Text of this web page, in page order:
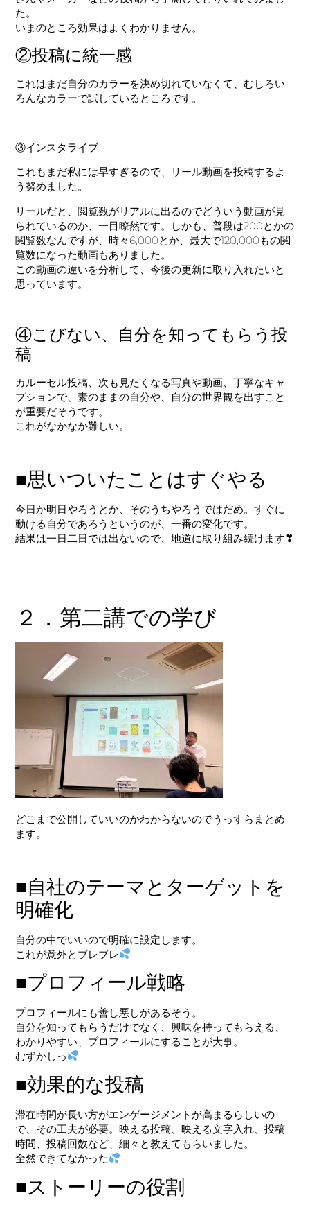
た。
いまのところ効果はよくわかりません。
②投稿に統一感
これはまだ自分のカラーを決め切れていなくて、むしろい
ろんなカラーで試しているところです。
③インスタライブ
これもまだ私には早すぎるので、リール動画を投稿するよ
う努めました。
リールだと、閲覧数がリアルに出るのでどういう動画が見
られているのか、一目瞭然です。しかも、普段は200とかの
閲覧数なんですが、時々6,000とか、最大で120,000もの閲
覧数になった動画もありました。
この動画の違いを分析して、今後の更新に取り入れたいと
思っています。
④こびない、自分を知ってもらう投
稿
カルーセル投稿、次も見たくなる写真や動画、丁寧なキャ
プションで、素のままの自分や、自分の世界観を出すこと
が重要だそうです。
これがなかなか難しい。
■思いついたことはすぐやる
今日か明日やろうとか、そのうちやろうではだめ。すぐに
動ける自分であろうというのが、一番の変化です。
結果は一日二日では出ないので、地道に取り組み続けます❣
２．第二講での学び
どこまで公開していいのかわからないのでうっすらまとめ
ます。
■自社のテーマとターゲットを
明確化
自分の中でいいので明確に設定します。
これが意外とブレブレ
■プロフィール戦略
プロフィールにも善し悪しがあるそう。
自分を知ってもらうだけでなく、興味を持ってもらえる、
わかりやすい、プロフィールにすることが大事。
むずかしっ
■効果的な投稿
滞在時間が長い方がエンゲージメントが高まるらしいの
で、その工夫が必要。映える投稿、映える文字入れ、投稿
時間、投稿回数など、細々と教えてもらいました。
全然できてなかった
■ストーリーの役割